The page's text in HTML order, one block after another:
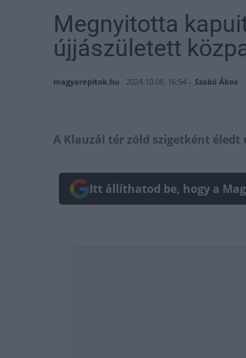
Megnyitotta
újjászületett
magyarepitok.hu 2024.10.08. 16:54 - Szabó Ákos
A Klauzál tér zöld szigetként éledt
Itt állíthatod be, hogy a